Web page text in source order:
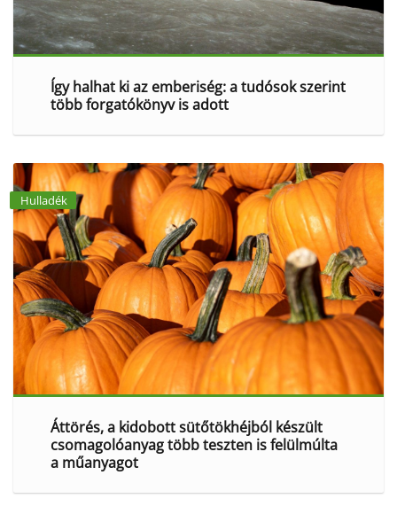
Így halhat ki az emberiség: a tudósok szerint
több forgatókönyv is adott
Hulladék
Áttörés, a kidobott sütőtökhéjból készült
csomagolóanyag több teszten is felülmúlta
a műanyagot